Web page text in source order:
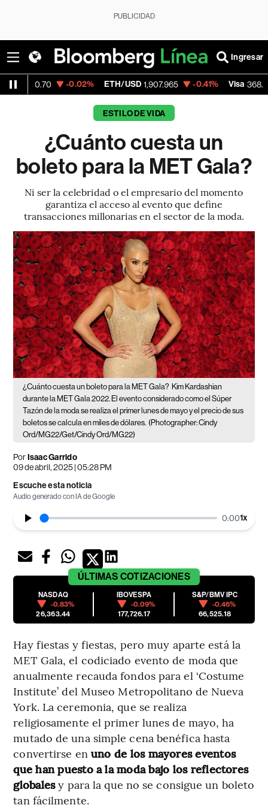
PUBLICIDAD
Ingresar
-0.02% ETH/USD 1,907.965 -0.41% Visa 368.54 -
ESTILO DE VIDA
¿Cuánto cuesta un
boleto para la MET Gala?
Ni ser la celebridad o el empresario del momento
garantiza el acceso al evento que define
transacciones millonarias en el sector de la moda.
¿Cuánto cuesta un boleto para la MET Gala? Kim Kardashian
durante la MET Gala 2022. El evento considerado como el Súper
Tazón de la moda se realiza el primer lunes de mayo y el precio de sus
boletos se calcula en miles de dólares. (Photographer: Cindy
Ord/MG22/Get/Cindy Ord/MG22)
PorIsaac Garrido
09 de abril, 2025 | 05:28 PM
Escuche esta noticia
Audio generado con IA de Google
0:001x
ÚLTIMAS COTIZACIONES
NASDAQ
-0.83%
26,363.44
IBOVESPA
-0.09%
177,726.17
S&P/BMV IPC
-0.46%
66,525.18
Hay fiestas y fiestas, pero muy aparte está la
MET Gala, el codiciado evento de moda que
anualmente recauda fondos para el ‘Costume
Institute’ del Museo Metropolitano de Nueva
York. La ceremonia, que se realiza
religiosamente el primer lunes de mayo, ha
mutado de una simple cena benéfica hasta
convertirse en uno de los mayores eventos
que han puesto a la moda bajo los reflectores
globalesy para la que no se consigue un boleto
tan fácilmente.